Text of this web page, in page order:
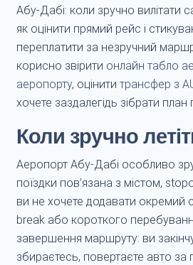
Абу-Дабі: коли зручно вилітати
як оцінити прямий рейс і
переплатити за незручний
корисно звірити онлайн табло
аеропорту, оцінити трансфер з
хочете заздалегідь зібрати
Коли зручно
Аеропорт Абу-Дабі особливо
поїздки пов’язана з містом,
ви не хочете додавати окремий
break або короткого
завершення маршруту: ви
збираєтесь, повертаєте авто за